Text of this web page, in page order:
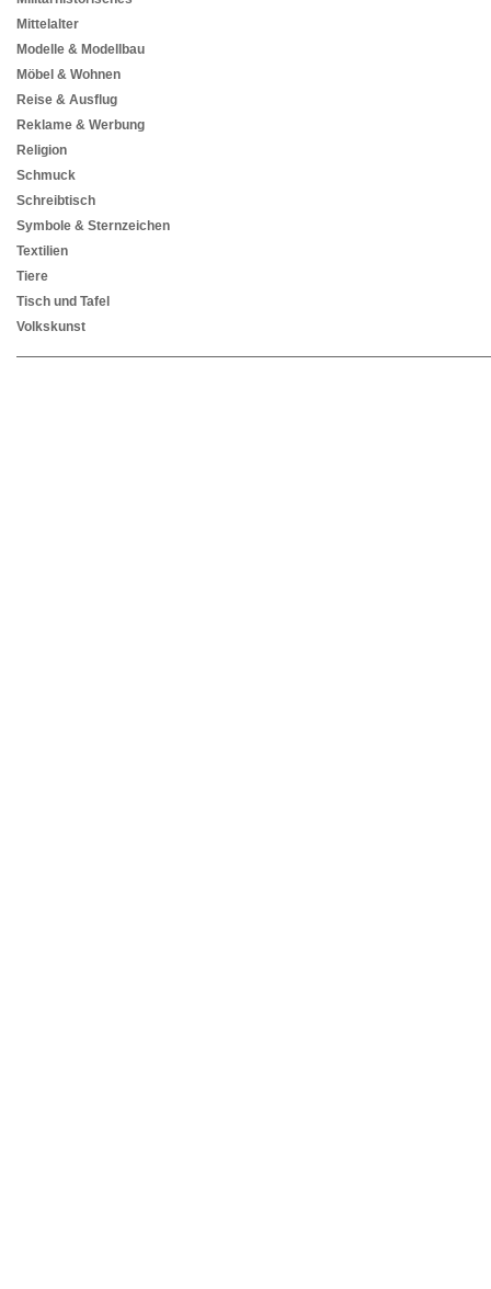
Mittelalter
Modelle & Modellbau
Möbel & Wohnen
Reise & Ausflug
Reklame & Werbung
Religion
Schmuck
Schreibtisch
Symbole & Sternzeichen
Textilien
Tiere
Tisch und Tafel
Volkskunst